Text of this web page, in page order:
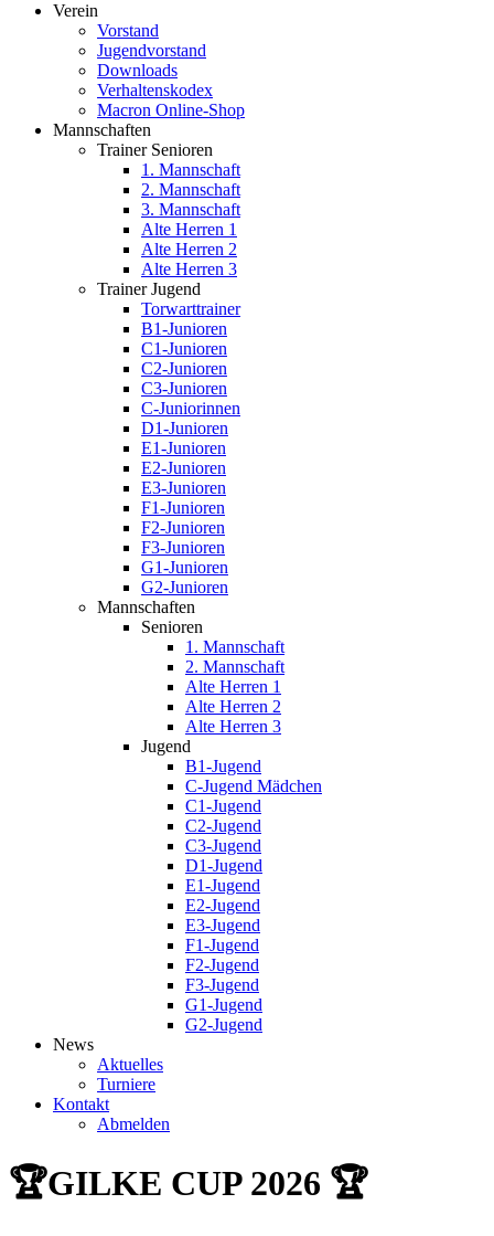
Verein
Vorstand
Jugendvorstand
Downloads
Verhaltenskodex
Macron Online-Shop
Mannschaften
Trainer Senioren
1. Mannschaft
2. Mannschaft
3. Mannschaft
Alte Herren 1
Alte Herren 2
Alte Herren 3
Trainer Jugend
Torwarttrainer
B1-Junioren
C1-Junioren
C2-Junioren
C3-Junioren
C-Juniorinnen
D1-Junioren
E1-Junioren
E2-Junioren
E3-Junioren
F1-Junioren
F2-Junioren
F3-Junioren
G1-Junioren
G2-Junioren
Mannschaften
Senioren
1. Mannschaft
2. Mannschaft
Alte Herren 1
Alte Herren 2
Alte Herren 3
Jugend
B1-Jugend
C-Jugend Mädchen
C1-Jugend
C2-Jugend
C3-Jugend
D1-Jugend
E1-Jugend
E2-Jugend
E3-Jugend
F1-Jugend
F2-Jugend
F3-Jugend
G1-Jugend
G2-Jugend
News
Aktuelles
Turniere
Kontakt
Abmelden
🏆GILKE CUP 2026 🏆